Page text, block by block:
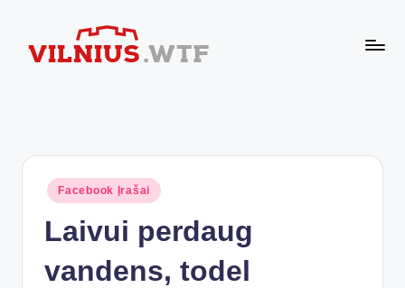
Ibuto
durimis
Posted
in
Facebook Įrašai
Laivui perdaug
vandens, todel